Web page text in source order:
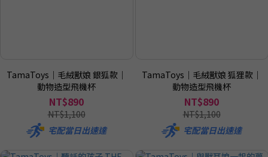
TamaToys｜毛絨獸娘 銀狐款｜
動物造型飛機杯
NT$890
NT$1,100
宅配當日出速達
TamaToys｜毛絨獸娘 狐狸款｜
動物造型飛機杯
NT$890
NT$1,100
宅配當日出速達